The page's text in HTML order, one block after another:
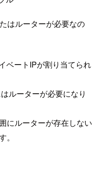
はルーターが必要なの
ベートIPが割り当てられ
ルーターが必要になり
にルーターが存在しない